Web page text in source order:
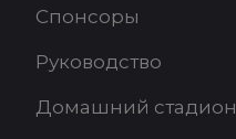
Спонсоры
Руководство
Домашний стадион